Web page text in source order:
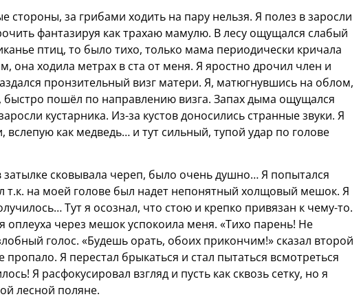
за грибами ходить на пару нельзя. Я полез в заросли
фантазируя как трахаю мамулю. В лесу ощущался слабый
птиц, то было тихо, только мама периодически кричала
она ходила метрах в ста от меня. Я яростно дрочил член и
пронзительный визг матери. Я, матюгнувшись на облом,
быстро пошёл по направлению визга. Запах дыма ощущался
кустарника. Из-за кустов доносились странные звуки. Я
вслепую как медведь… и тут сильный, тупой удар по голове
сковывала череп, было очень душно… Я попытался
т.к. на моей голове был надет непонятный холщовый мешок. Я
Тут я осознал, что стою и крепко привязан к чему-то.
оплеуха через мешок успокоила меня. «Тихо парень! Не
голос. «Будешь орать, обоих прикончим!» сказал второй
Я перестал брыкаться и стал пытаться всмотреться
Я расфокусировал взгляд и пусть как сквозь сетку, но я
лесной поляне.